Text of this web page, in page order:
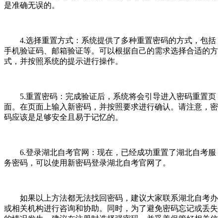
是准确无误的。
4.选择重置方式：系统提供了多种重置密码的方式，包括
手机验证码、邮箱验证等。可以根据自己的需求选择合适的方
式，并按照系统的提示进行操作。
5.重置密码：完成验证后，系统将会引导进入密码重置页
面。在页面上输入新密码，并按照要求进行确认。请注意，密
码应该是足够安全且易于记忆的。
6.登录湖北自考官网：现在，已经成功重置了湖北自考服
务密码，可以使用新密码登录湖北自考官网了。
如果以上方法都无法找回密码，建议大家联系湖北自考办
或相关机构进行咨询和协助。同时，为了避免密码忘记或丢失